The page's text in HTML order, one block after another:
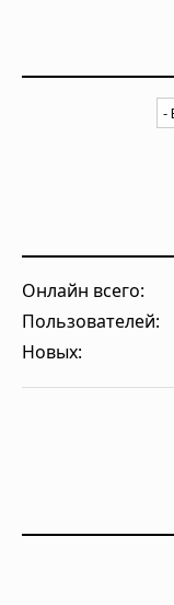
Онлайн всего:
Пользователей:
Новых: